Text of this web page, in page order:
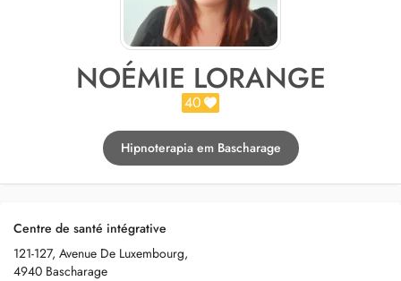
NOÉMIE LORANGE
40
Hipnoterapia em Bascharage
Centre de santé intégrative
121-127, Avenue De Luxembourg,
4940 Bascharage